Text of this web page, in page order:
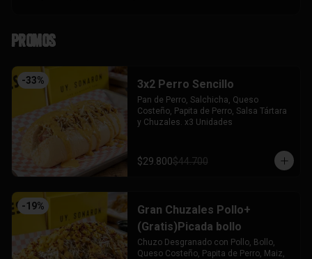
Promos
-33% 3x2 Perro Sencillo
Pan de Perro, Salchicha, Queso
Costeño, Papita de Perro, Salsa Tártara
y Chuzales. x3 Unidades
$29.800$44.700
-19%
Gran Chuzales Pollo+
(Gratis)Picada bollo
Chuzo Desgranado con Pollo, Bollo,
Queso Costeño, Papita de Perro, Maiz,